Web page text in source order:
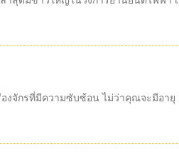
งจักรที่มีความซับซ้อน ไม่ว่าคุณจะมีอายุ